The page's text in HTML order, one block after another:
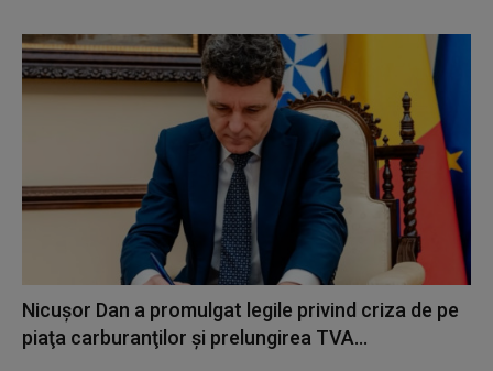
Nicuşor Dan a promulgat legile privind criza de pe
piaţa carburanţilor şi prelungirea TVA...